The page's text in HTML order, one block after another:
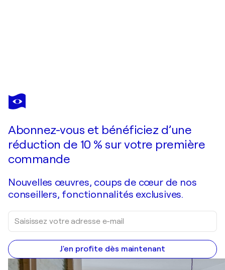
ANGELO MARZULLO
Geblendet
Abonnez-vous et bénéficiez d’une
réduction de 10 % sur votre première
commande
Nouvelles œuvres, coups de cœur de nos
conseillers, fonctionnalités exclusives.
J'en profite dès maintenant